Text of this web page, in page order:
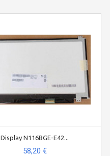
Display N116BGE-E42...
58,20 €